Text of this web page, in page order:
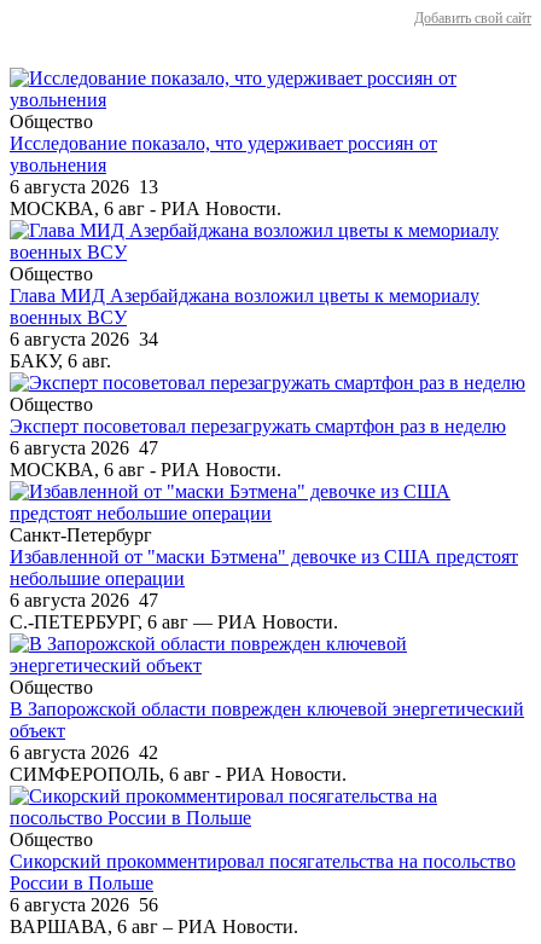
Добавить свой сайт
Общество
Исследование показало, что удерживает россиян от
увольнения
6 августа 2026 13
МОСКВА, 6 авг - РИА Новости.
Общество
Глава МИД Азербайджана возложил цветы к мемориалу
военных ВСУ
6 августа 2026 34
БАКУ, 6 авг.
Общество
Эксперт посоветовал перезагружать смартфон раз в неделю
6 августа 2026 47
МОСКВА, 6 авг - РИА Новости.
Санкт-Петербург
Избавленной от "маски Бэтмена" девочке из США предстоят
небольшие операции
6 августа 2026 47
С.-ПЕТЕРБУРГ, 6 авг — РИА Новости.
Общество
В Запорожской области поврежден ключевой энергетический
объект
6 августа 2026 42
СИМФЕРОПОЛЬ, 6 авг - РИА Новости.
Общество
Сикорский прокомментировал посягательства на посольство
России в Польше
6 августа 2026 56
ВАРШАВА, 6 авг – РИА Новости.